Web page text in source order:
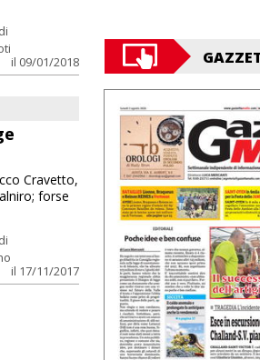
di
il 09/01/2018
di
il 17/11/2017
Cravetto,
forse